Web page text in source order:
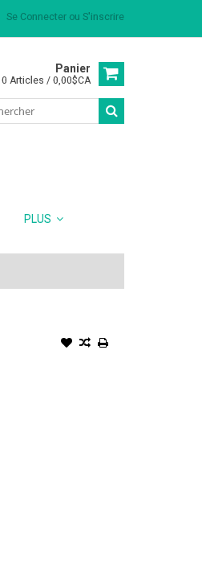
Se Connecter ou S'inscrire
Panier
0 Articles / 0,00$CA
PLUS